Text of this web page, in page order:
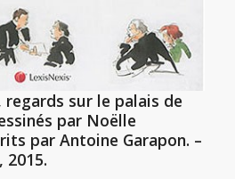
regards sur le palais de
par Noëlle
par Antoine Garapon. –
2015.